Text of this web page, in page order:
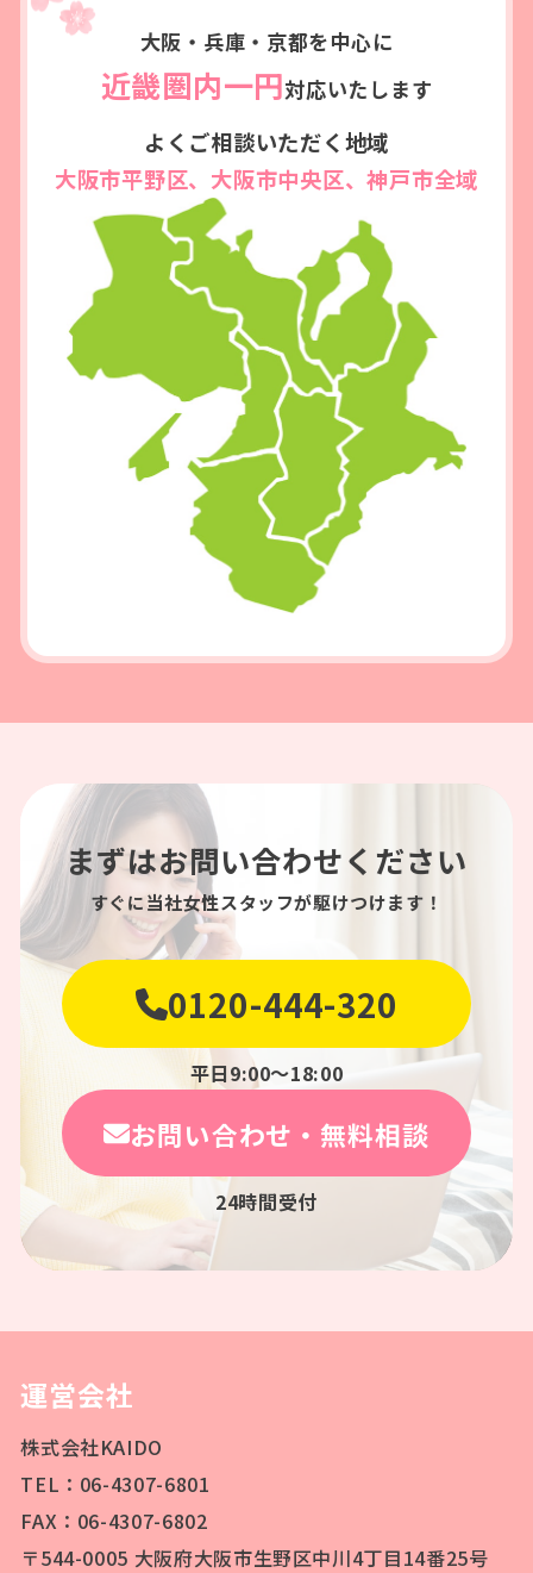
大阪・兵庫・京都を中心に
近畿圏内一円対応いたします
よくご相談いただく地域
大阪市平野区、大阪市中央区、神戸市全域
まずはお問い合わせください
すぐに当社女性スタッフが駆けつけます！
0120-444-320
平日9:00〜18:00
お問い合わせ・無料相談
24時間受付
運営会社
株式会社KAIDO
TEL：06-4307-6801
FAX：06-4307-6802
〒544-0005 大阪府大阪市生野区中川4丁目14番25号